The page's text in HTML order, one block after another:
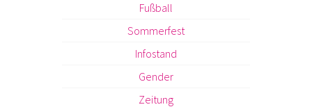
Fußball
Sommerfest
Infostand
Gender
Zeitung